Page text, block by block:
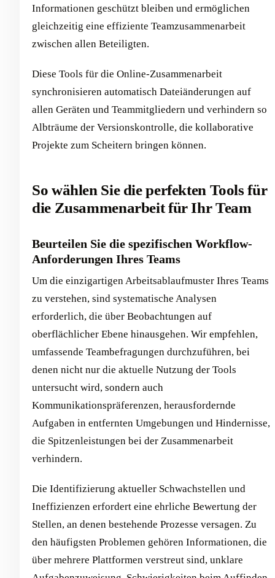
Informationen geschützt bleiben und ermöglichen
gleichzeitig eine effiziente Teamzusammenarbeit
zwischen allen Beteiligten.
Diese Tools für die Online-Zusammenarbeit
synchronisieren automatisch Dateiänderungen auf
allen Geräten und Teammitgliedern und verhindern so
Albträume der Versionskontrolle, die kollaborative
Projekte zum Scheitern bringen können.
So wählen Sie die perfekten Tools für
die Zusammenarbeit für Ihr Team
Beurteilen Sie die spezifischen Workflow-
Anforderungen Ihres Teams
Um die einzigartigen Arbeitsablaufmuster Ihres Teams
zu verstehen, sind systematische Analysen
erforderlich, die über Beobachtungen auf
oberflächlicher Ebene hinausgehen. Wir empfehlen,
umfassende Teambefragungen durchzuführen, bei
denen nicht nur die aktuelle Nutzung der Tools
untersucht wird, sondern auch
Kommunikationspräferenzen, herausfordernde
Aufgaben in entfernten Umgebungen und Hindernisse,
die Spitzenleistungen bei der Zusammenarbeit
verhindern.
Die Identifizierung aktueller Schwachstellen und
Ineffizienzen erfordert eine ehrliche Bewertung der
Stellen, an denen bestehende Prozesse versagen. Zu
den häufigsten Problemen gehören Informationen, die
über mehrere Plattformen verstreut sind, unklare